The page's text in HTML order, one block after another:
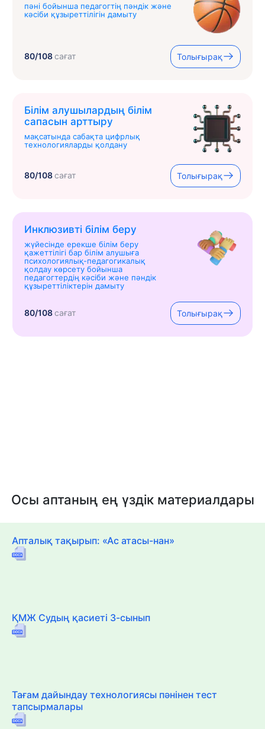
пәні бойынша педагогтің пәндік және
кәсіби құзыреттілігін дамыту
80/108сағат Толығырақ
Білім алушылардың білім
сапасын арттыру
мақсатында сабақта цифрлық
технологияларды қолдану
80/108сағат Толығырақ
Инклюзивті білім беру
жүйесінде ерекше білім беру
қажеттілігі бар білім алушыға
психологиялық-педагогикалық
қолдау көрсету бойынша
педагогтердің кәсіби және пәндік
құзыреттіліктерін дамыту
80/108сағат Толығырақ
Осы аптаның ең үздік материалдары
Апталық тақырып: «Ас атасы-нан»
ҚМЖ Судың қасиеті 3-сынып
Тағам дайындау технологиясы пәнінен тест
тапсырмалары